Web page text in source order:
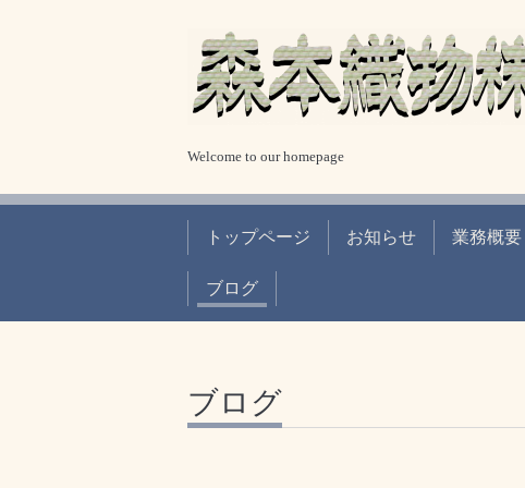
Welcome to our homepage
トップページ お知らせ 業務概要
ブログ
ブログ